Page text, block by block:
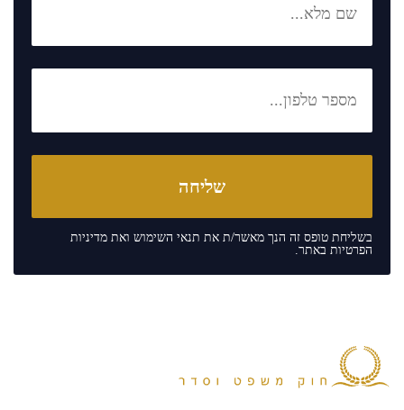
בשליחת טופס זה הנך מאשר/ת את תנאי השימוש ואת מדיניות
הפרטיות באתר.